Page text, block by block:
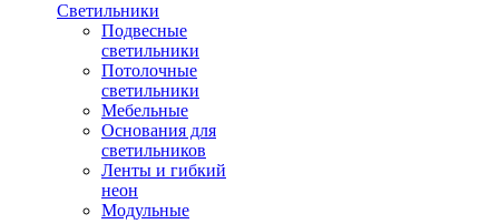
Светильники
Подвесные
светильники
Потолочные
светильники
Мебельные
Основания для
светильников
Ленты и гибкий
неон
Модульные